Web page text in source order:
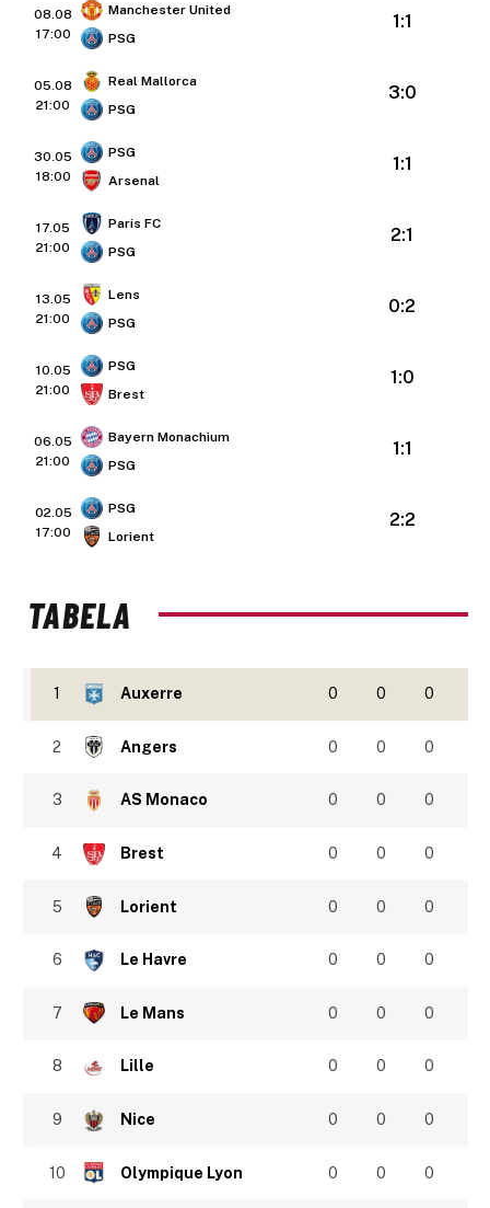
08.08
17:00
Manchester United
PSG
1:1
05.08
21:00
Real Mallorca
PSG
3:0
30.05
18:00
PSG
Arsenal
1:1
17.05
21:00
Paris FC
PSG
2:1
13.05
21:00
Lens
PSG
0:2
10.05
21:00
PSG
Brest
1:0
06.05
21:00
Bayern Monachium
PSG
1:1
02.05
17:00
PSG
Lorient
2:2
TABELA
1 Auxerre 0 0 0
2 Angers 0 0 0
3 AS Monaco 0 0 0
4 Brest 0 0 0
5 Lorient 0 0 0
6 Le Havre 0 0 0
7 Le Mans 0 0 0
8 Lille 0 0 0
9 Nice 0 0 0
10 Olympique Lyon 0 0 0